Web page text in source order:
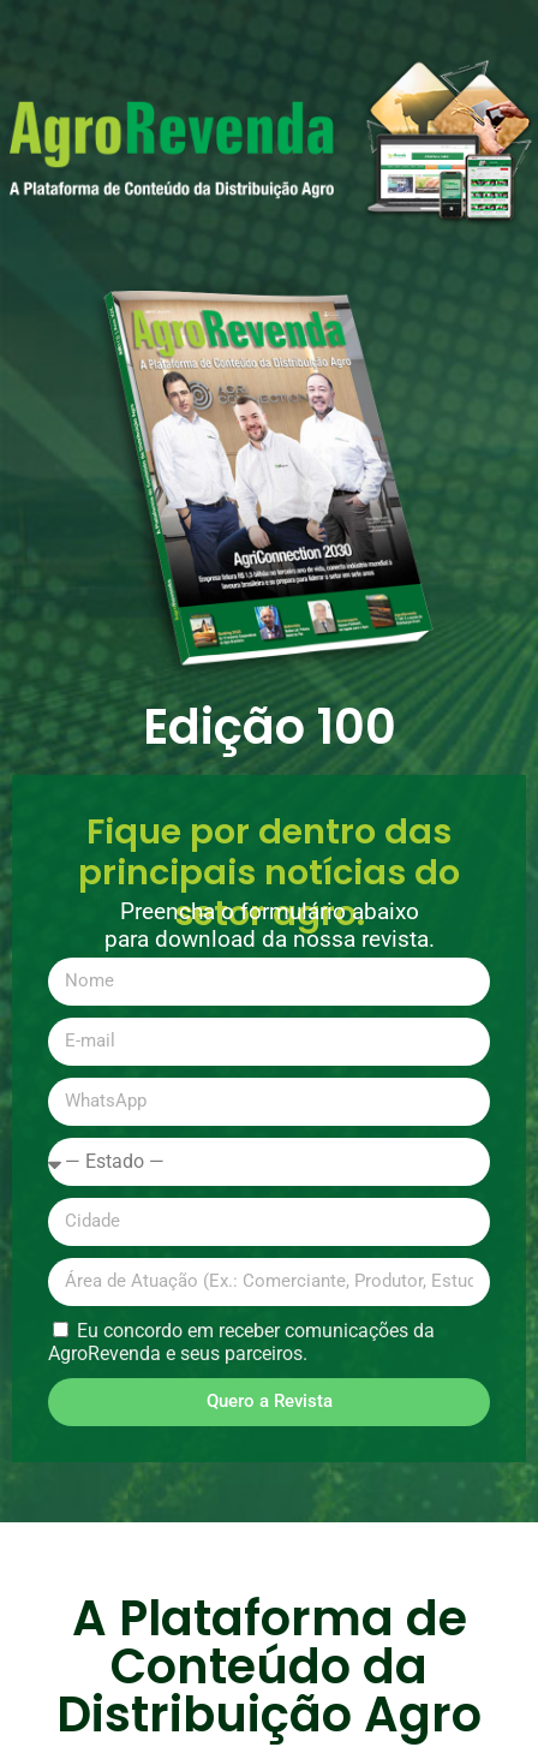
Edição 100
Fique por dentro das
principais notícias do
setor agro.
Preencha o formulário abaixo
para download da nossa revista.
Eu concordo em receber comunicações da
AgroRevenda e seus parceiros.
Quero a Revista
A Plataforma de
Conteúdo da
Distribuição Agro